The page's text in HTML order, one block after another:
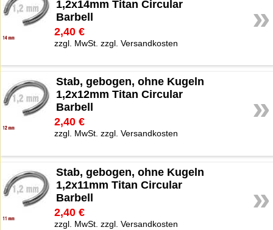
»
1,2x14mm Titan Circular
Barbell
2,40 €
zzgl. MwSt. zzgl. Versandkosten
»
Stab, gebogen, ohne Kugeln
1,2x12mm Titan Circular
Barbell
2,40 €
zzgl. MwSt. zzgl. Versandkosten
»
Stab, gebogen, ohne Kugeln
1,2x11mm Titan Circular
Barbell
2,40 €
zzgl. MwSt. zzgl. Versandkosten